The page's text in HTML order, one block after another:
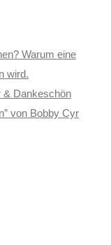
Warum eine
wird.
& Dankeschön
von Bobby Cyr